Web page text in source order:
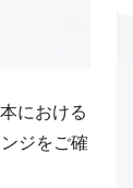
における
ジをご確